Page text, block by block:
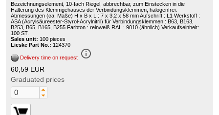
Bezeichnungselement, 10-fach Riegel, abbrechbar, zum Einstecken in die
Halterung des Klemmgehäuses der Verbindungsklemmen, halogenfrei.
Abmessungen (ca. Maße) H x B x L : 7 x 3,2 x 58 mm Aufschrift : L1 Werkstoff :
ASA (Acrylsäureester-Styrol-Acrylnitril) für Verbindungsklemmen : B63, B163,
B253, B65, B165, B255 Farbton : reinweiß RAL : 9010 (ähnlich) Verkaufseinheit:
100 ST.
Sales unit: 100 pieces
Lieske Part No.: 124370
Delivery time on request info_outline
60,59 EUR
Graduated prices